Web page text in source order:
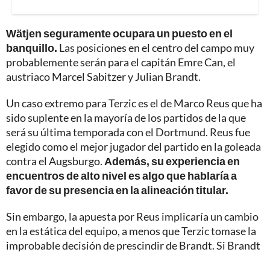
Wätjen seguramente ocupara un puesto en el
banquillo. Las posiciones en el centro del campo muy
probablemente serán para el capitán Emre Can, el
austriaco Marcel Sabitzer y Julian Brandt.
Un caso extremo para Terzic es el de Marco Reus que ha
sido suplente en la mayoría de los partidos de la que
será su última temporada con el Dortmund. Reus fue
elegido como el mejor jugador del partido en la goleada
contra el Augsburgo. Además, su experiencia en
encuentros de alto nivel es algo que hablaría a
favor de su presencia en la alineación titular.
Sin embargo, la apuesta por Reus implicaría un cambio
en la estática del equipo, a menos que Terzic tomase la
improbable decisión de prescindir de Brandt. Si Brandt